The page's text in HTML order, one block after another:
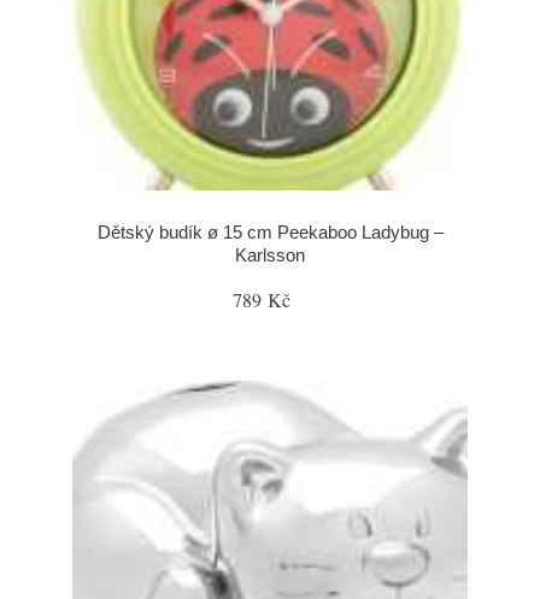
Dětský budík ø 15 cm Peekaboo Ladybug –
Karlsson
789 Kč